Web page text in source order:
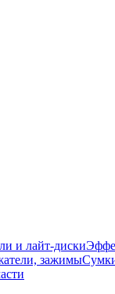
и лайт-диски
зажимы